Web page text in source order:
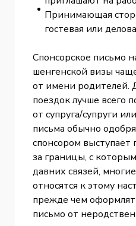
Принимающая
гостевая или
Спонсорское письмо
шенгенской визы
от имени родителей.
поездок лучше всего
от супруга/супруги
письма обычно
спонсором
за границы, с
давних связей,
относятся к этому
прежде чем
письмо от